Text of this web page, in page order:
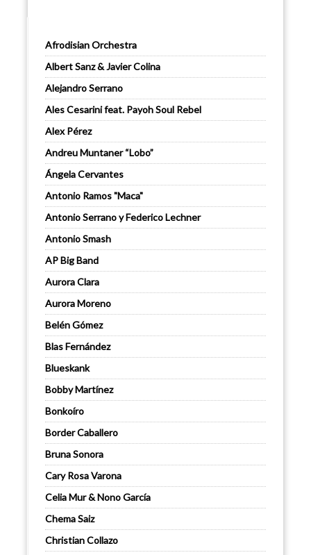
Afrodisian Orchestra
Albert Sanz & Javier Colina
Alejandro Serrano
Ales Cesarini feat. Payoh Soul Rebel
Alex Pérez
Andreu Muntaner “Lobo”
Ángela Cervantes
Antonio Ramos "Maca"
Antonio Serrano y Federico Lechner
Antonio Smash
AP Big Band
Aurora Clara
Aurora Moreno
Belén Gómez
Blas Fernández
Blueskank
Bobby Martínez
Bonkoíro
Border Caballero
Bruna Sonora
Cary Rosa Varona
Celia Mur & Nono García
Chema Saiz
Christian Collazo